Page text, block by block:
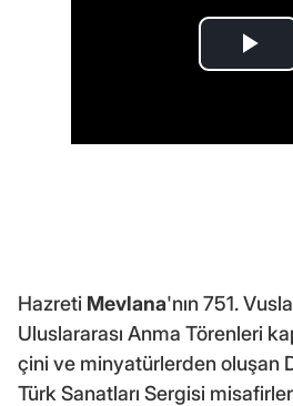
Hazreti Mevlana'nın 751.
Uluslararası Anma Törenleri
çini ve minyatürlerden oluşan
Türk Sanatları Sergisi